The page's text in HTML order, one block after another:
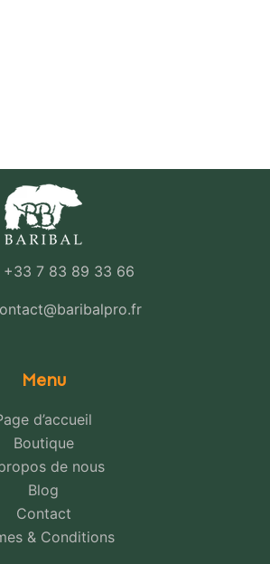
+33 7 83 89 33 66
Menu
d’accueil
Boutique
de nous
Blog
Contact
& Conditions